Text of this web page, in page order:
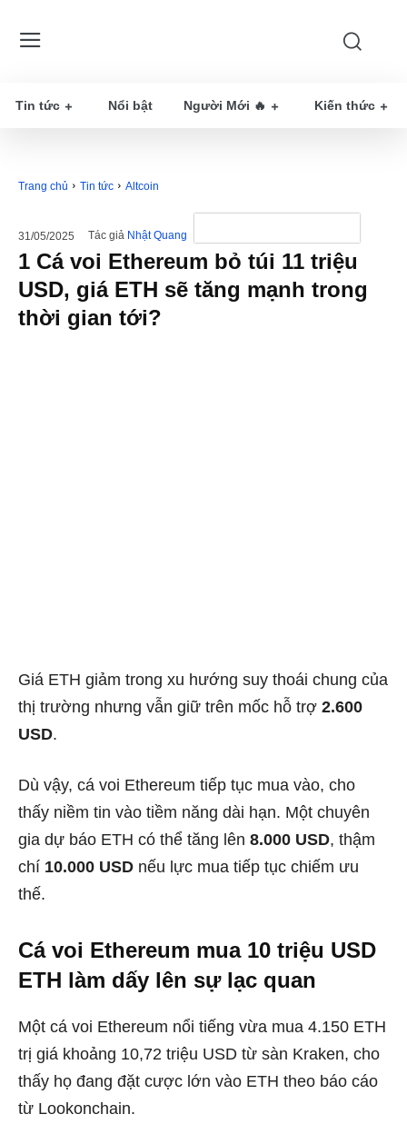
Tin tức Nổi bật Người Mới 🔥 Kiến thức
Trang chủ Tin tức Altcoin
31/05/2025 Tác giả Nhật Quang
1 Cá voi Ethereum bỏ túi 11 triệu
USD, giá ETH sẽ tăng mạnh trong
thời gian tới?
Giá ETH giảm trong xu hướng suy thoái chung của
thị trường nhưng vẫn giữ trên mốc hỗ trợ 2.600
USD.
Dù vậy, cá voi Ethereum tiếp tục mua vào, cho
thấy niềm tin vào tiềm năng dài hạn. Một chuyên
gia dự báo ETH có thể tăng lên 8.000 USD, thậm
chí 10.000 USD nếu lực mua tiếp tục chiếm ưu
thế.
Cá voi Ethereum mua 10 triệu USD
ETH làm dấy lên sự lạc quan
Một cá voi Ethereum nổi tiếng vừa mua 4.150 ETH
trị giá khoảng 10,72 triệu USD từ sàn Kraken, cho
thấy họ đang đặt cược lớn vào ETH theo báo cáo
từ Lookonchain.